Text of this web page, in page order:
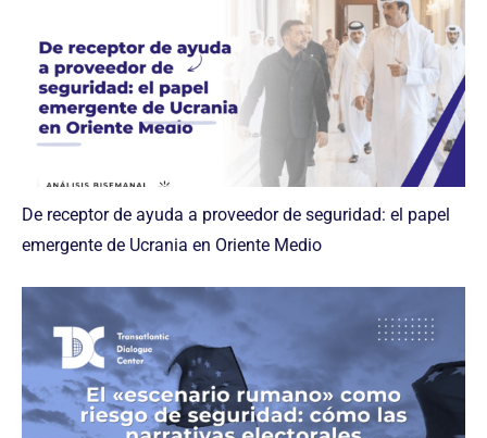
De receptor de ayuda a proveedor de seguridad: el papel
emergente de Ucrania en Oriente Medio